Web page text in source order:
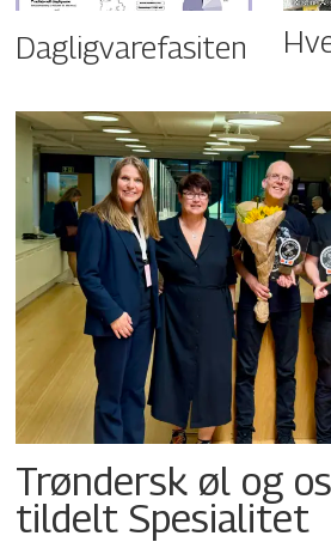
Dagligvarefasiten
Trøndersk øl og
tildelt Spesialitet